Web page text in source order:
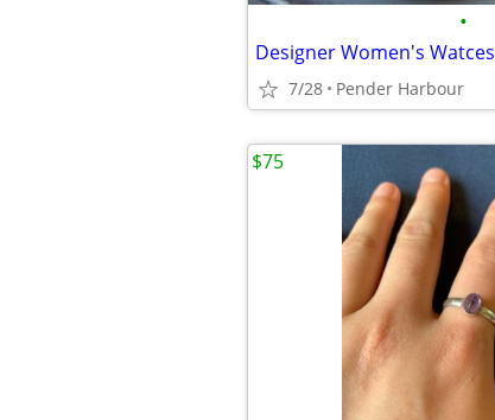
•
7/28 Pender Harbour
$75